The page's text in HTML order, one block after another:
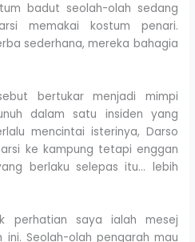
badut seolah-olah sedang
memakai kostum penari.
sederhana, mereka bahagia
bertukar menjadi mimpi
dalam satu insiden yang
mencintai isterinya, Darso
ke kampung tetapi enggan
berlaku selepas itu… lebih
perhatian saya ialah mesej
Seolah-olah pengarah mau